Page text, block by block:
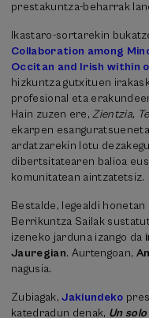
prestakuntza-beharrak
Ikastaro-sortarekin
Collaboration among
Occitan and Irish within
hizkuntza gutxituen
profesional eta
Hain zuzen ere,Zientzia,
ekarpen
ardatzarekin lotu
dibertsitatearen balioa
komunitatean aintzatetsiz.
Bestalde, legealdi
Berrikuntza Sailak
izeneko jarduna izango da
Jauregian. Aurtengoan,
nagusia.
Zubiagak,Jakiundeko
katedradun denak, Un